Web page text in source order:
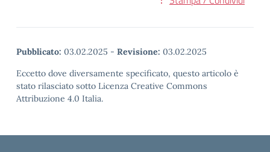
Pubblicato: 03.02.2025 - Revisione: 03.02.2025
Eccetto dove diversamente specificato, questo articolo è
stato rilasciato sotto Licenza Creative Commons
Attribuzione 4.0 Italia.